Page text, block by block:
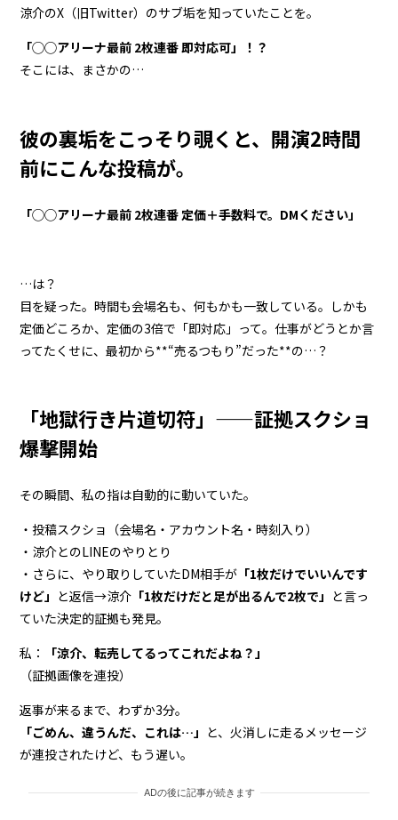
――涼介のX（旧Twitter）のサブ垢を知っていたことを。
「◯◯アリーナ最前 2枚連番 即対応可」！？
そこには、まさかの…
彼の裏垢をこっそり覗くと、開演2時間
前にこんな投稿が。
「◯◯アリーナ最前 2枚連番 定価＋手数料で。DMください」
…は？
目を疑った。時間も会場名も、何もかも一致している。しかも
定価どころか、定価の3倍で「即対応」って。仕事がどうとか言
ってたくせに、最初から**“売るつもり”だった**の…？
「地獄行き片道切符」——証拠スクショ
爆撃開始
その瞬間、私の指は自動的に動いていた。
・投稿スクショ（会場名・アカウント名・時刻入り）
・涼介とのLINEのやりとり
・さらに、やり取りしていたDM相手が 「1枚だけでいいんです
けど」 と返信→涼介 「1枚だけだと足が出るんで2枚で」 と言っ
ていた決定的証拠も発見。
私：
「涼介、転売してるってこれだよね？」
（証拠画像を連投）
返事が来るまで、わずか3分。
「ごめん、違うんだ、これは…」 と、火消しに走るメッセージ
が連投されたけど、もう遅い。
ADの後に記事が続きます